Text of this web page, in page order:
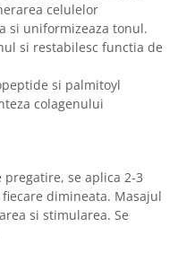
celulelor
si uniformizeaza tonul.
si restabilesc functia de
si palmitoyl
colagenului
se aplica 2-3
dimineata. Masajul
si stimularea. Se